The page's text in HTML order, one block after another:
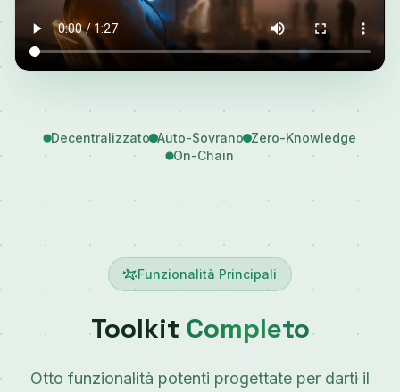
Decentralizzato Auto-Sovrano Zero-Knowledge
On-Chain
Funzionalità Principali
Toolkit Completo
Otto funzionalità potenti progettate per darti il